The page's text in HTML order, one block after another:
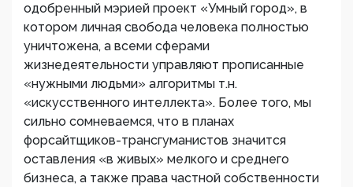
одобренный мэрией проект «Умный город», в
котором личная свобода человека полностью
уничтожена, а всеми сферами
жизнедеятельности управляют прописанные
«нужными людьми» алгоритмы т.н.
«искусственного интеллекта». Более того, мы
сильно сомневаемся, что в планах
форсайтщиков-трансгуманистов значится
оставления «в живых» мелкого и среднего
бизнеса, а также права частной собственности